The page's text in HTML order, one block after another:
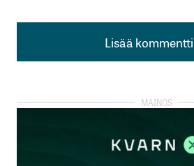
Lisää kommentti
Lisää kommentti
rekisteröityä